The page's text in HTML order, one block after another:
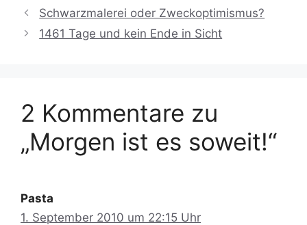
Schwarzmalerei oder Zweckoptimismus?
1461 Tage und kein Ende in Sicht
2 Kommentare zu
„Morgen ist es soweit!“
Pasta
1. September 2010 um 22:15 Uhr